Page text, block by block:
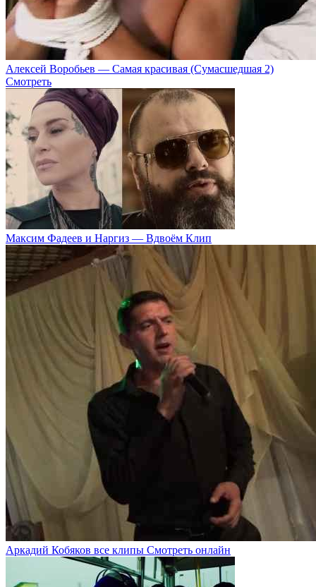
Алексей Воробьев — Самая красивая (Сумасшедшая 2)
Смотреть
Максим Фадеев и Наргиз — Вдвоём Клип
Аркадий Кобяков все клипы Смотреть онлайн